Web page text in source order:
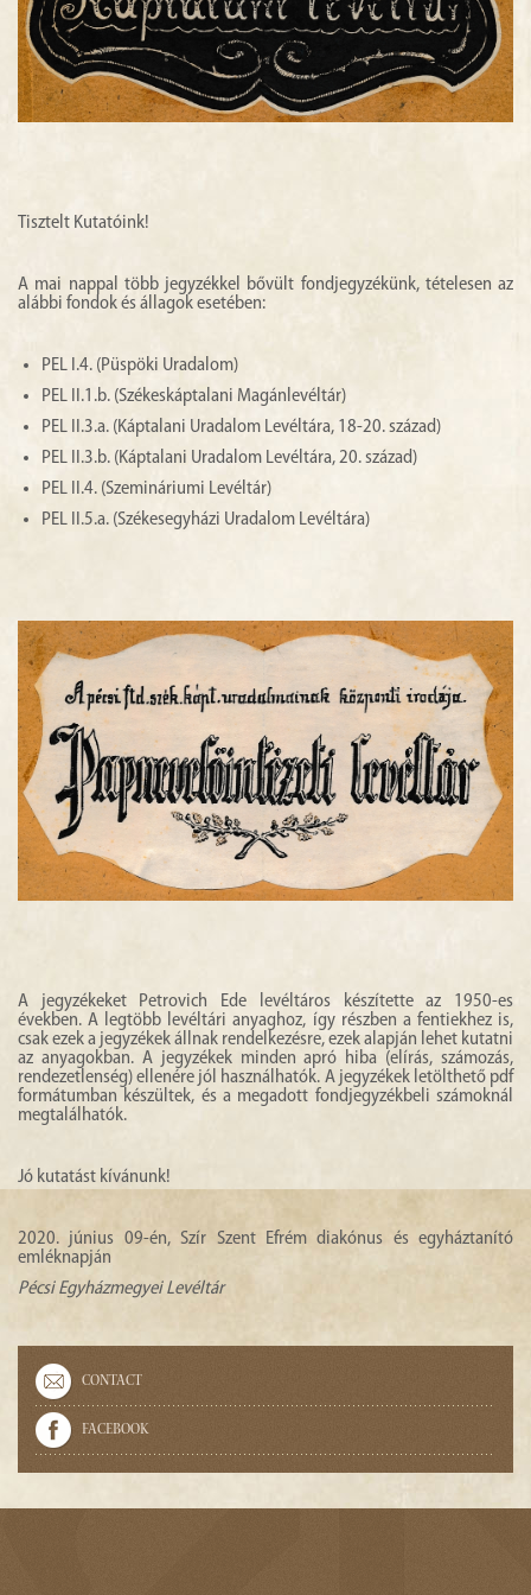
Tisztelt Kutatóink!
A mai nappal több jegyzékkel bővült fondjegyzékünk, tételesen az
alábbi fondok és állagok esetében:
PEL I.4. (Püspöki Uradalom)
PEL II.1.b. (Székeskáptalani Magánlevéltár)
PEL II.3.a. (Káptalani Uradalom Levéltára, 18-20. század)
PEL II.3.b. (Káptalani Uradalom Levéltára, 20. század)
PEL II.4. (Szemináriumi Levéltár)
PEL II.5.a. (Székesegyházi Uradalom Levéltára)
A jegyzékeket Petrovich Ede levéltáros készítette az 1950-es
években. A legtöbb levéltári anyaghoz, így részben a fentiekhez is,
csak ezek a jegyzékek állnak rendelkezésre, ezek alapján lehet kutatni
az anyagokban. A jegyzékek minden apró hiba (elírás, számozás,
rendezetlenség) ellenére jól használhatók. A jegyzékek letölthető pdf
formátumban készültek, és a megadott fondjegyzékbeli számoknál
megtalálhatók.
Jó kutatást kívánunk!
2020. június 09-én, Szír Szent Efrém diakónus és egyháztanító
emléknapján
Pécsi Egyházmegyei Levéltár
Contact
Facebook